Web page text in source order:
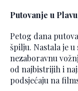
Putovanje u
Petog dana
špilju. Nastala je
nezaboravnu
od najbistrijih i
podsjećaju na